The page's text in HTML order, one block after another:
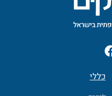
F
a
eכללי